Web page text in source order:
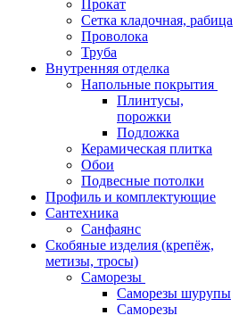
Прокат
Сетка кладочная, рабица
Проволока
Труба
Внутренняя отделка
Напольные покрытия
Плинтусы,
порожки
Подложка
Керамическая плитка
Обои
Подвесные потолки
Профиль и комплектующие
Сантехника
Санфаянс
Скобяные изделия (крепёж,
метизы, тросы)
Саморезы
Саморезы шурупы
Саморезы